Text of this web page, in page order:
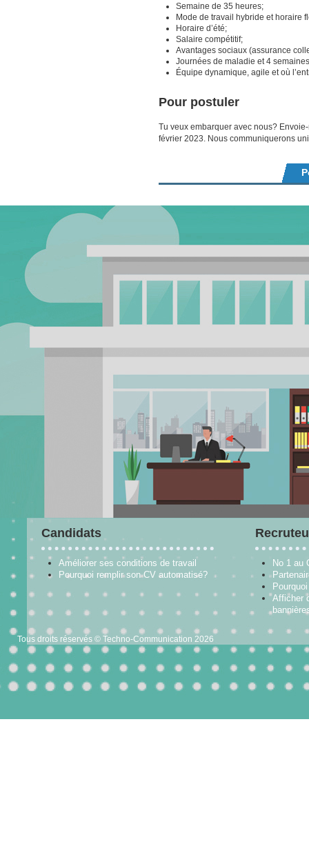
Semaine de 35 heures;
Mode de travail hybride et horaire
Horaire d’été;
Salaire compétitif;
Avantages sociaux (assurance
Journées de maladie et 4
Équipe dynamique, agile et où
Pour postuler
Tu veux embarquer avec nous?
février 2023. Nous communiquerons
Candidats
Améliorer ses conditions de travail
Pourquoi remplir son CV automatisé?
No 1 au
Afficher
Tous droits réservés © Techno-Communication 2026